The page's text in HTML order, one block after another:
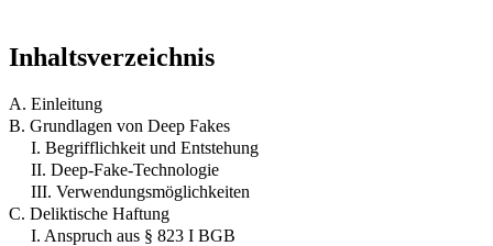
Inhaltsverzeichnis
A. Einleitung
B. Grundlagen von Deep Fakes
I. Begrifflichkeit und Entstehung
II. Deep-Fake-Technologie
III. Verwendungsmöglichkeiten
C. Deliktische Haftung
I. Anspruch aus § 823 I BGB